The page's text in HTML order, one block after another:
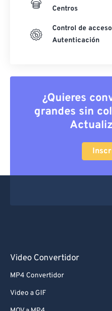
Centros
Control de
Autenticación
¿Quieres
grandes sin
Video Convertidor
MP4 Convertidor
Video a GIF